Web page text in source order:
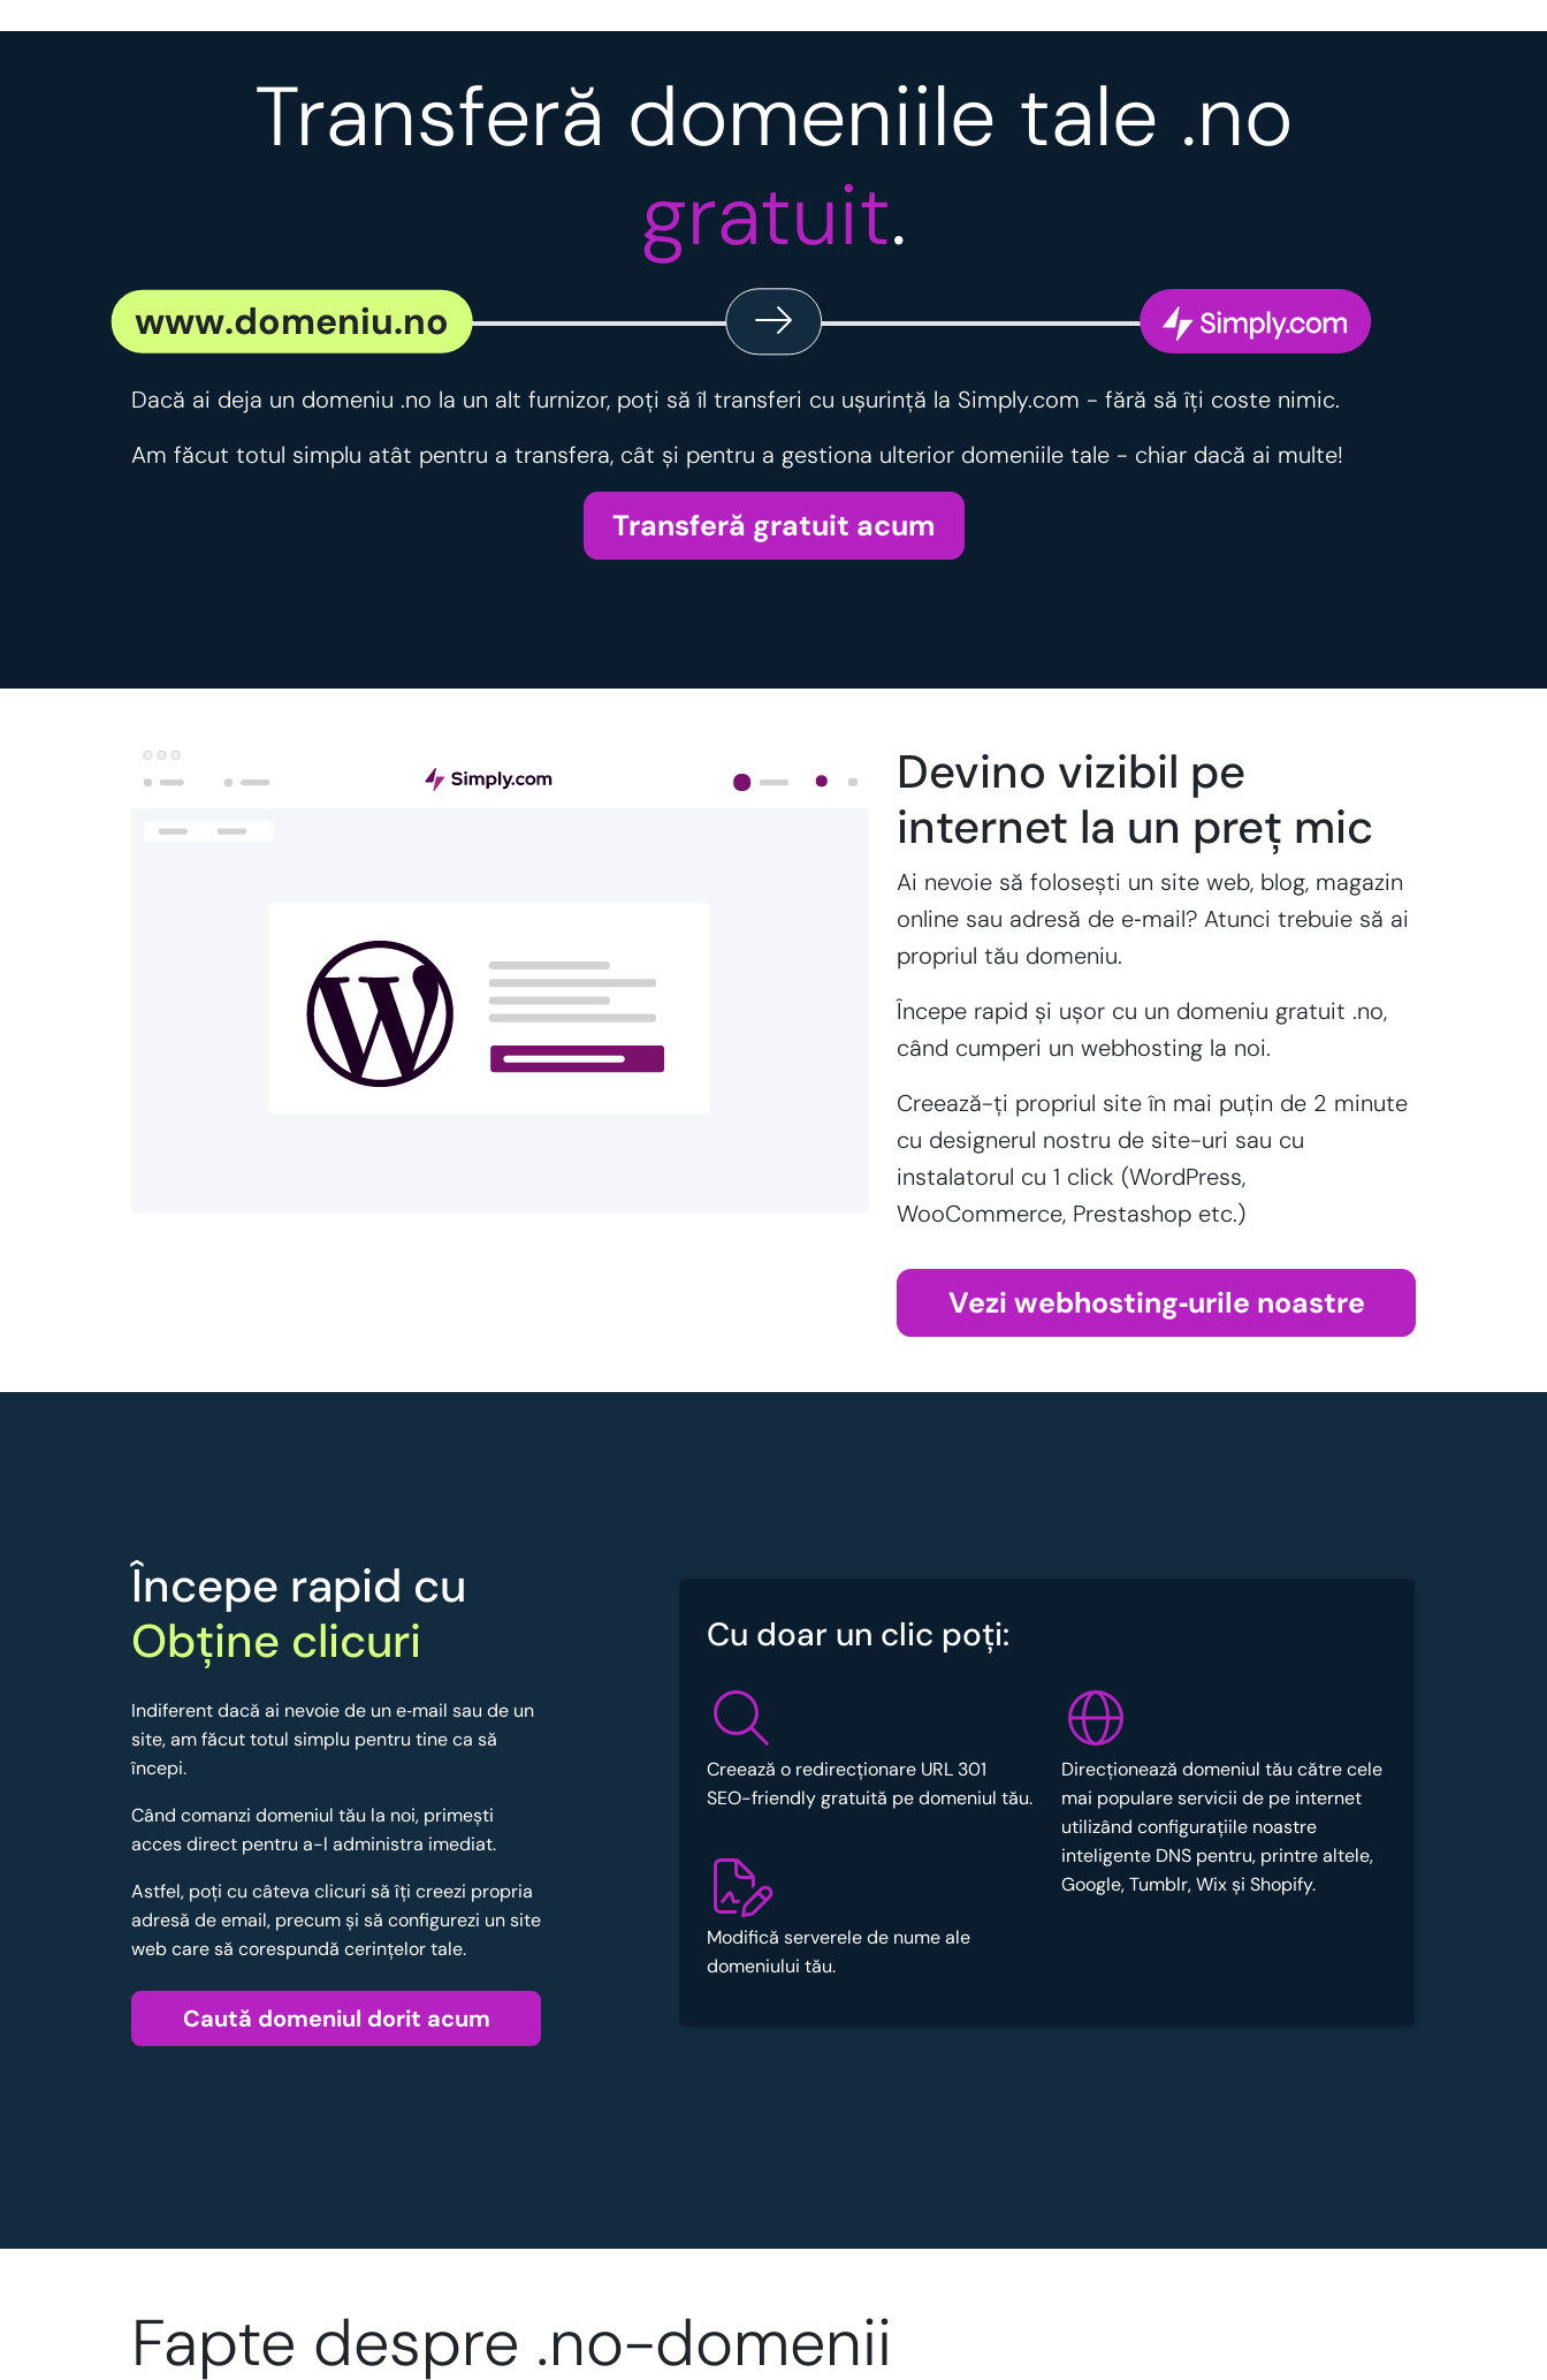
Transferă domeniile tale .no
gratuit.
www.domeniu.no
Dacă ai deja un domeniu .no la un alt furnizor, poţi să îl transferi cu ușurință la Simply.com - fără să îţi coste nimic.
Am făcut totul simplu atât pentru a transfera, cât și pentru a gestiona ulterior domeniile tale - chiar dacă ai multe!
Transferă gratuit acum
Devino vizibil pe
internet la un preț mic
Ai nevoie să folosești un site web, blog, magazin
online sau adresă de e‑mail? Atunci trebuie să ai
propriul tău domeniu.
Începe rapid și ușor cu un domeniu gratuit .no,
când cumperi un webhosting la noi.
Creează-ți propriul site în mai puțin de 2 minute
cu designerul nostru de site-uri sau cu
instalatorul cu 1 click (WordPress,
WooCommerce, Prestashop etc.)
Vezi webhosting‑urile noastre
Începe rapid cu
Obține clicuri
Indiferent dacă ai nevoie de un e‑mail sau de un
site, am făcut totul simplu pentru tine ca să
începi.
Când comanzi domeniul tău la noi, primești
acces direct pentru a-l administra imediat.
Astfel, poţi cu câteva clicuri să îţi creezi propria
adresă de email, precum şi să configurezi un site
web care să corespundă cerinţelor tale.
Caută domeniul dorit acum
Cu doar un clic poţi:
Creează o redirecționare URL 301
SEO-friendly gratuită pe domeniul tău.
Modifică serverele de nume ale
domeniului tău.
Direcționează domeniul tău către cele
mai populare servicii de pe internet
utilizând configurațiile noastre
inteligente DNS pentru, printre altele,
Google, Tumblr, Wix și Shopify.
Fapte despre .no-domenii